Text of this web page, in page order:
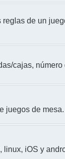
de un
cajas, número
juegos de mesa.
linux, iOS y